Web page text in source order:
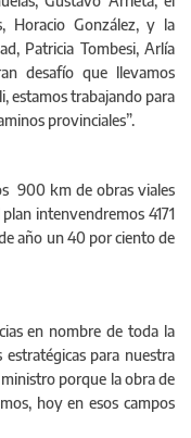
Horacio González, y la
Patricia Tombesi, Arlía
desafío que llevamos
estamos trabajando para
provinciales”.
900 km de obras viales
intenvendremos 4171
año un 40 por ciento de
en nombre de toda la
para nuestra
porque la obra de
hoy en esos campos